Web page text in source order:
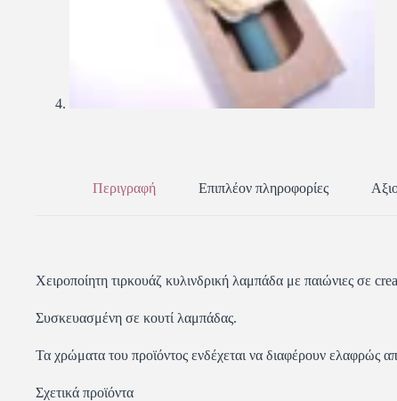
Περιγραφή Επιπλέον πληροφορίες
Χειροποίητη τιρκουάζ κυλινδρική λαμπάδα με παιώνιες σε
Συσκευασμένη σε κουτί λαμπάδας.
Τα χρώματα του προϊόντος ενδέχεται να διαφέρουν ελαφρώς
Σχετικά προϊόντα